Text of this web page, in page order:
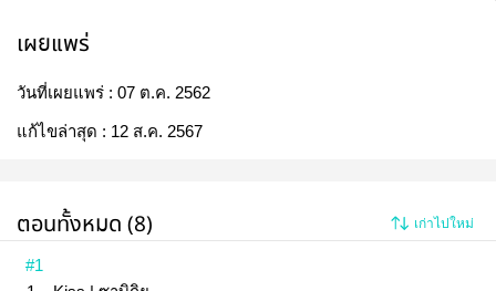
เผยแพร่
วันที่เผยแพร่ : 07 ต.ค. 2562
แก้ไขล่าสุด : 12 ส.ค. 2567
ตอนทั้งหมด (8) เก่าไปใหม่
#1